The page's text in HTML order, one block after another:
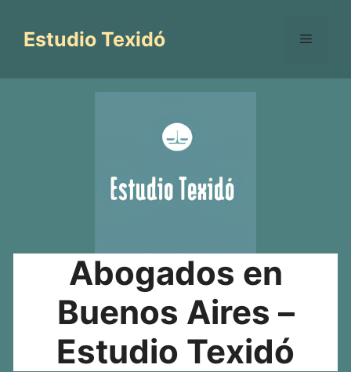
contenido
Estudio Texidó Menú
Abogados en
Buenos Aires –
Estudio Texidó